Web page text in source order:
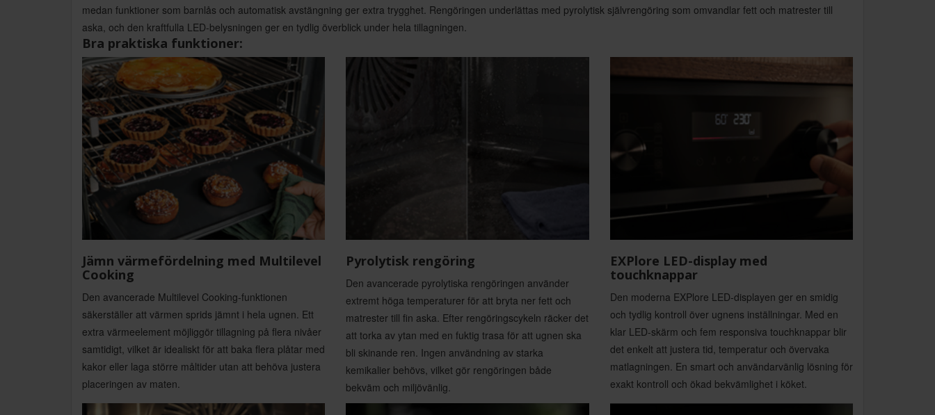
medan funktioner som barnlås och automatisk avstängning ger extra trygghet. Rengöringen underlättas med pyrolytisk självrengöring som omvandlar fett och matrester till
aska, och den kraftfulla LED-belysningen ger en tydlig överblick under hela tillagningen.
Bra praktiska funktioner:
Jämn värmefördelning med Multilevel
Cooking
Den avancerade Multilevel Cooking-funktionen
säkerställer att värmen sprids jämnt i hela ugnen. Ett
extra värmeelement möjliggör tillagning på flera nivåer
samtidigt, vilket är idealiskt för att baka flera plåtar med
kakor eller laga större måltider utan att behöva justera
placeringen av maten.
Pyrolytisk rengöring
Den avancerade pyrolytiska rengöringen använder
extremt höga temperaturer för att bryta ner fett och
matrester till fin aska. Efter rengöringscykeln räcker det
att torka av ytan med en fuktig trasa för att ugnen ska
bli skinande ren. Ingen användning av starka
kemikalier behövs, vilket gör rengöringen både
bekväm och miljövänlig.
EXPlore LED-display med
touchknappar
Den moderna EXPlore LED-displayen ger en smidig
och tydlig kontroll över ugnens inställningar. Med en
klar LED-skärm och fem responsiva touchknappar blir
det enkelt att justera tid, temperatur och övervaka
matlagningen. En smart och användarvänlig lösning för
exakt kontroll och ökad bekvämlighet i köket.